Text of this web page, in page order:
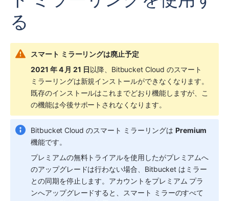
る
スマート ミラーリングは廃止予定
2021 年 4 月 21 日以降、Bitbucket Cloud のスマート
ミラーリングは新規インストールができなくなります。
既存のインストールはこれまでどおり機能しますが、こ
の機能は今後サポートされなくなります。
Bitbucket Cloud のスマート ミラーリングは Premium
機能です。
プレミアムの無料トライアルを使用したがプレミアムへ
のアップグレードは行わない場合、Bitbucket はミラー
との同期を停止します。アカウントをプレミアム プラ
ンへアップグレードすると、スマート ミラーのすべて